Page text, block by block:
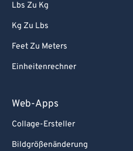
Lbs Zu Kg
Kg Zu Lbs
Feet Zu Meters
Einheitenrechner
Web-Apps
Collage-Ersteller
Bildgrößenänderung